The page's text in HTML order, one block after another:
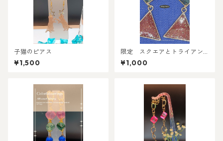
子猫のピアス
¥1,500
限定 スクエアとトライアン
グルのピアス 釣りがね式ピ
アス
¥1,000